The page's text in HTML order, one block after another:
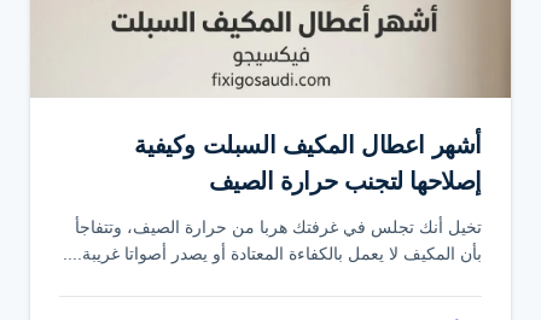
أشهر اعطال المكيف السبلت وكيفية
إصلاحها لتجنب حرارة الصيف
تخيل أنك تجلس في غرفتك هربا من حرارة الصيف، وتتفاجأ
بأن المكيف لا يعمل بالكفاءة المعتادة أو يصدر أصواتا غريبة....